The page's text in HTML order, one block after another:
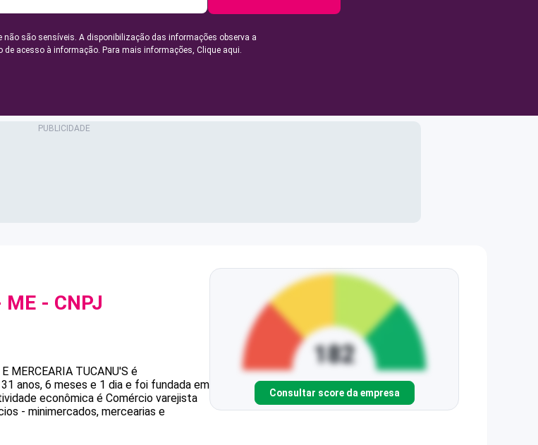
não são sensíveis. A disponibilização das informações observa a
de acesso à informação. Para mais informações, Clique aqui.
ME - CNPJ
E MERCEARIA TUCANU'S é
31 anos, 6 meses e 1 dia e foi fundada em
econômica é Comércio varejista
- minimercados, mercearias e
Consultar score da empresa